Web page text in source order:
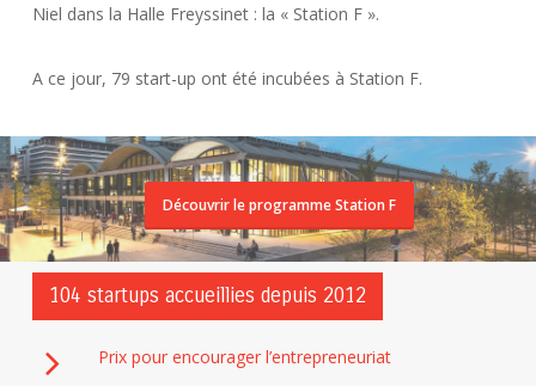
Niel dans la Halle Freyssinet : la « Station F ».
A ce jour, 79 start-up ont été incubées à Station F.
Découvrir le programme Station F
104 startups accueillies depuis 2012
Prix pour encourager l’entrepreneuriat